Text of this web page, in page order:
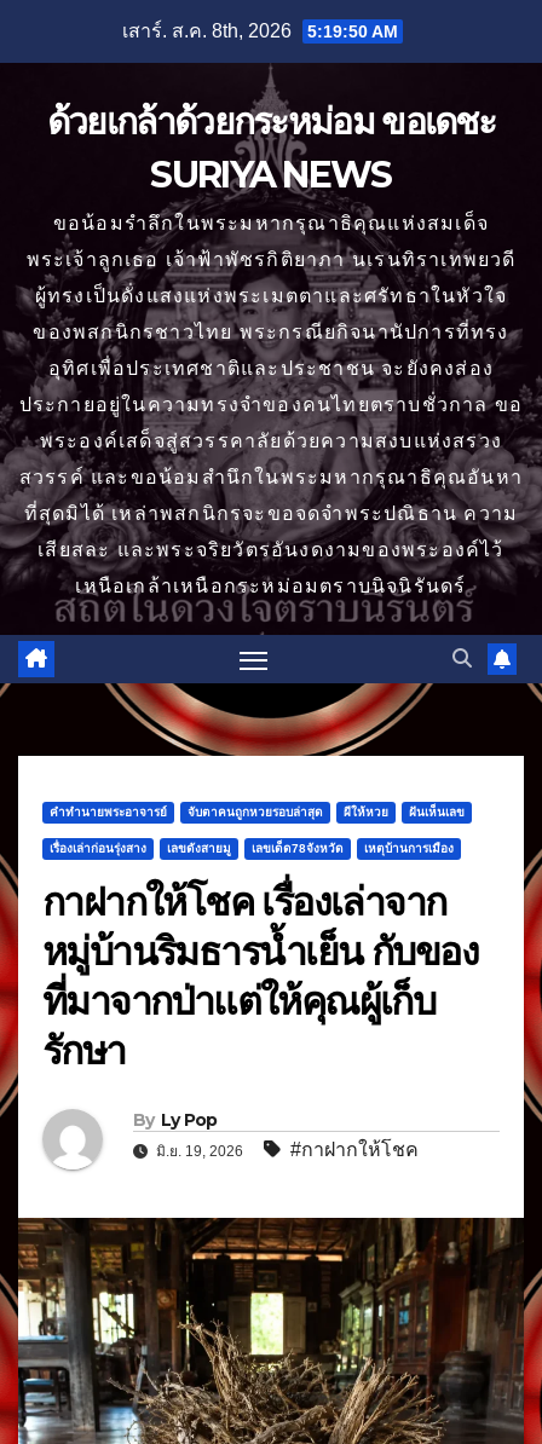
เสาร์. ส.ค. 8th, 2026 5:19:52 AM
ด้วยเกล้าด้วยกระหม่อม ขอเดชะ
SURIYA NEWS
ขอน้อมรำลึกในพระมหากรุณาธิคุณแห่งสมเด็จ
พระเจ้าลูกเธอ เจ้าฟ้าพัชรกิติยาภา นเรนทิราเทพยวดี
ผู้ทรงเป็นดั่งแสงแห่งพระเมตตาและศรัทธาในหัวใจ
ของพสกนิกรชาวไทย พระกรณียกิจนานัปการที่ทรง
อุทิศเพื่อประเทศชาติและประชาชน จะยังคงส่อง
ประกายอยู่ในความทรงจำของคนไทยตราบชั่วกาล ขอ
พระองค์เสด็จสู่สวรรคาลัยด้วยความสงบแห่งสรวง
สวรรค์ และขอน้อมสำนึกในพระมหากรุณาธิคุณอันหา
ที่สุดมิได้ เหล่าพสกนิกรจะขอจดจำพระปณิธาน ความ
เสียสละ และพระจริยวัตรอันงดงามของพระองค์ไว้
เหนือเกล้าเหนือกระหม่อมตราบนิจนิรันดร์
คำทำนายพระอาจารย์ จับตาคนถูกหวยรอบล่าสุด ผีให้หวย ฝันเห็นเลข
เรื่องเล่าก่อนรุ่งสาง เลขดังสายมู เลขเด็ด78จังหวัด เหตุบ้านการเมือง
กาฝากให้โชค เรื่องเล่าจาก
หมู่บ้านริมธารน้ำเย็น กับของ
ที่มาจากป่าแต่ให้คุณผู้เก็บ
รักษา
By Ly Pop
มิ.ย. 19, 2026 #กาฝากให้โชค